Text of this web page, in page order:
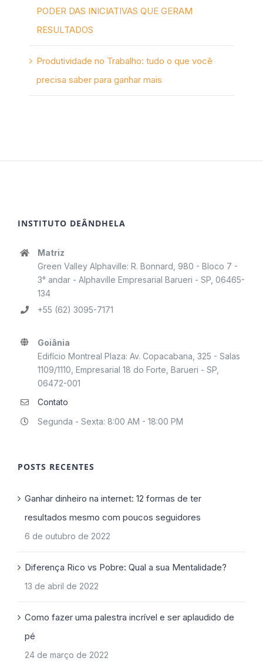
PODER DAS INICIATIVAS QUE GERAM
RESULTADOS
Produtividade no Trabalho: tudo o que você
precisa saber para ganhar mais
INSTITUTO DEÂNDHELA
Matriz
Green Valley Alphaville: R. Bonnard, 980 - Bloco 7 -
3° andar - Alphaville Empresarial Barueri - SP, 06465-
134
+55 (62) 3095-7171
Goiânia
Edifício Montreal Plaza: Av. Copacabana, 325 - Salas
1109/1110, Empresarial 18 do Forte, Barueri - SP,
06472-001
Contato
Segunda - Sexta: 8:00 AM - 18:00 PM
POSTS RECENTES
Ganhar dinheiro na internet: 12 formas de ter
resultados mesmo com poucos seguidores
6 de outubro de 2022
Diferença Rico vs Pobre: Qual a sua Mentalidade?
13 de abril de 2022
Como fazer uma palestra incrível e ser aplaudido de
pé
24 de março de 2022